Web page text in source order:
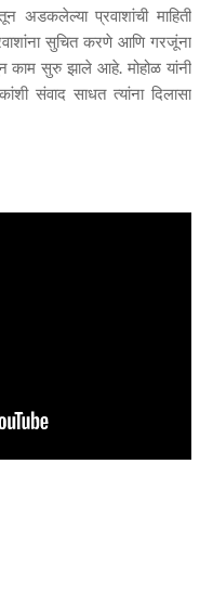
अडकलेल्या प्रवाशांची माहिती
सुचित करणे आणि गरजूंना
काम सुरु झाले आहे. मोहोळ यांनी
संवाद साधत त्यांना दिलासा